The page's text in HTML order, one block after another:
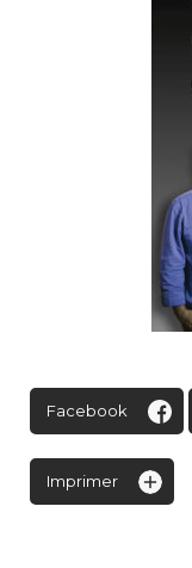
Facebook
Imprimer